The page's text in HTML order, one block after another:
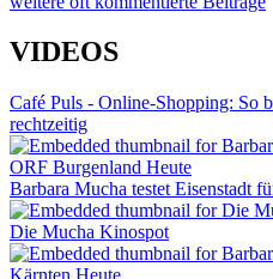
VIDEOS
Café Puls - Online-Shopping: So
rechtzeitig
Barbara Mucha testet Eisenstadt
Die Mucha Kinospot